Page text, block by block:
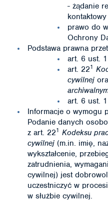
- żądanie
prawo do
Ochrony
Podstawa prawna
art. 6 ust.
art. 221
cywilnej
art. 6 ust.
Informacje o wymogu
Podanie danych
z art. 221 Kodeksu
cywilnej (m.in. imię,
wykształcenie,
zatrudnienia,
cywilnej) jest
uczestniczyć w
w służbie cywilnej.